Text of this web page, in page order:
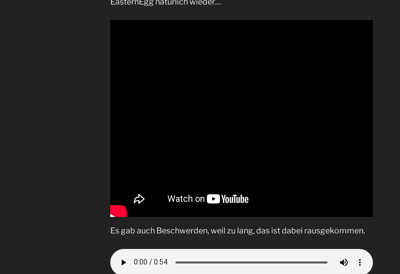
Es gab auch Beschwerden, weil zu lang, das ist dabei rausgekommen.